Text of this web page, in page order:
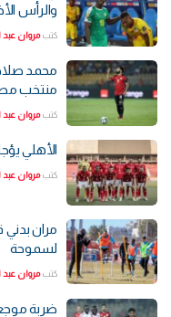
والرأس
كتب مروان عبد
محمد
منتخب
كتب مروان عبد
الأهلي
كتب مروان عبد
مران
لسموحة
كتب مروان عبد
ضربة